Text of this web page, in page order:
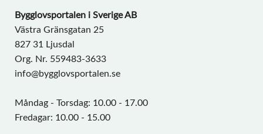
Bygglovsportalen i Sverige AB
Västra Gränsgatan 25
827 31 Ljusdal
Org. Nr. 559483-3633
info@bygglovsportalen.se
Måndag - Torsdag: 10.00 - 17.00
Fredagar: 10.00 - 15.00